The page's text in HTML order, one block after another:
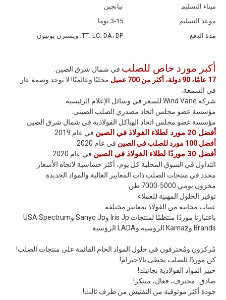
ميناء التسليم
تيانجين
موعد التسليم
3-15 يوما
مدة الدفع
TT، LC، DA، DP، ويسترن يونيون
أكبر مورد خاص للصلب في شمال شرق الصين.
17 عامًا، 90 دولة، أكثر من 700 عميل
محليًا وعالميًا! لا توجد وصمة عار
في السمعة.
شركة Wind Vane للسعر في وسائل الإعلام الرئيسية.
مؤسسة عضو مجلس اتحاد مصدري الصلب الصيني.
مؤسسة عضو مجلس اتحاد الهياكل الفولاذية في شمال شرق الصين.
أفضل 20 مورد لطلاء الفولاذ في الصين
في عام 2019.
أفضل 100 مورد للصلب في الصين
في عام 2020.
أفضل 30 موردًا لطلاء الفولاذ في الصين
في عام 2020.
التداول في السوق المحلية كل يوم، أكثر حساسية لاتجاه الأسعار.
محدد في منتجات الصلب ذات المعايير العالية والمواد الجديدة
مخزون يومي 5000-7000 طن
توفير الحلول المهنية للعملاء.
عينات مجانية من الفولاذ بمعايير مختلفة
باعتبارنا موردًا منتظمًا لمنتجات Iris Jp وSanyo Jp وUSA Spectrum
Brands وKamaz الروسية وLADA الروسية
مُركزون ومُحترفون في حلول المواد الخام القائمة على منتجات الصلب!
كن موردًا للصلب يحظى بالاحترام!
خبير المواد الفولاذية بجانبك!
صادق، محترف، فعال، مبتكر!
جودة أكثر موثوقية من التفتيش من طرف ثالث!